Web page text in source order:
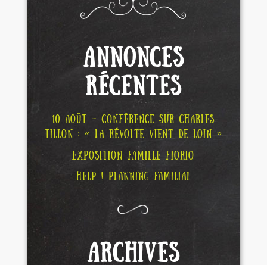
ANNONCES
RÉCENTES
10 AOÛT – CONFÉRENCE SUR CHARLES
TILLON : « LA RÉVOLTE VIENT DE LOIN »
EXPOSITION FAMILLE FIORIO
HELP ! PLANNING FAMILIAL
ARCHIVES